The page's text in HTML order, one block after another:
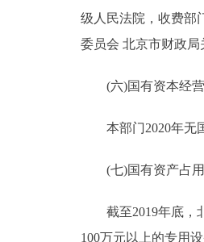
级人民法院，收费部
委员会 北京市财政局
(六)国有资本经营
本部门2020年无国
(七)国有资产占用
截至2019年底，北
100万元以上的专用